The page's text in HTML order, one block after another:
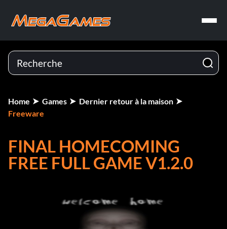
Home Games
Dernier retour à la maison
Freeware
FINAL HOMECOMING
FREE FULL GAME V1.2.0